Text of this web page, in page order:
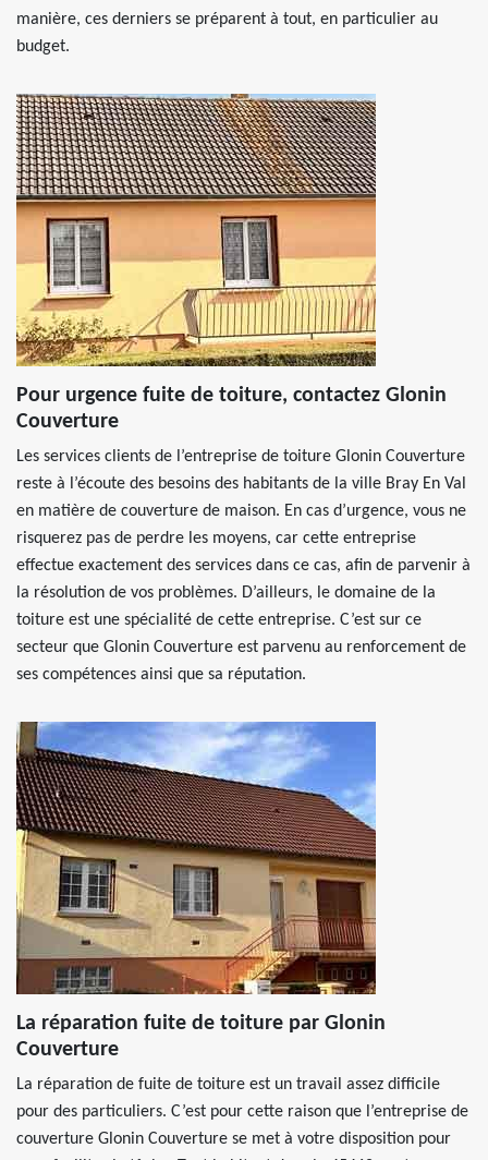
manière, ces derniers se préparent à tout, en particulier au
budget.
Pour urgence fuite de toiture, contactez Glonin
Couverture
Les services clients de l’entreprise de toiture Glonin Couverture
reste à l’écoute des besoins des habitants de la ville Bray En Val
en matière de couverture de maison. En cas d’urgence, vous ne
risquerez pas de perdre les moyens, car cette entreprise
effectue exactement des services dans ce cas, afin de parvenir à
la résolution de vos problèmes. D’ailleurs, le domaine de la
toiture est une spécialité de cette entreprise. C’est sur ce
secteur que Glonin Couverture est parvenu au renforcement de
ses compétences ainsi que sa réputation.
La réparation fuite de toiture par Glonin
Couverture
La réparation de fuite de toiture est un travail assez difficile
pour des particuliers. C’est pour cette raison que l’entreprise de
couverture Glonin Couverture se met à votre disposition pour